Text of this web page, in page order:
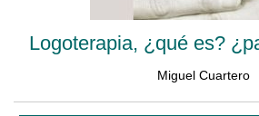
Logoterapia, ¿qué es?
Miguel Cuartero